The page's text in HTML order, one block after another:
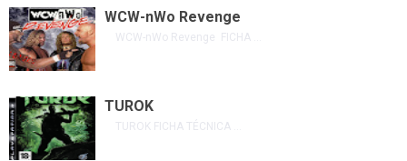
WCW-nWo Revenge
WCW-nWo Revenge FICHA ...
TUROK
TUROK FICHA TÉCNICA ...